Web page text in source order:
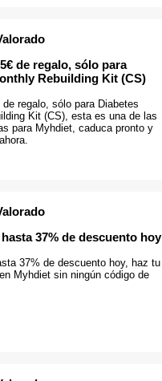
de regalo, sólo para
Rebuilding Kit (CS)
regalo, sólo para Diabetes
Kit (CS), esta es una de las
para Myhdiet, caduca pronto y
37% de descuento hoy
37% de descuento hoy, haz tu
Myhdiet sin ningún código de